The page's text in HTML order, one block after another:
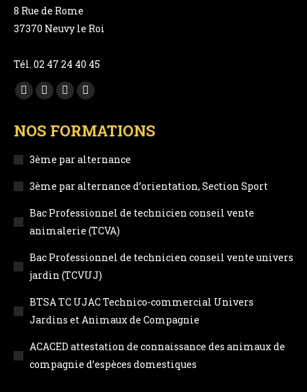
8 Rue de Rome
37370 Neuvy le Roi
Tél. 02 47 24 40 45
Trouvez nous sur :
Facebook
opens
window
YouTube
opens
new
window
LinkedIn
opens
window
Instagram
opens
window
NOS FORMATIONS
3ème par alternance
3ème par alternance d’orientation, Section Sport
Bac Professionnel de technicien conseil vente
animalerie (TCVA)
Bac Professionnel de technicien conseil vente univers
jardin (TCVUJ)
BTSA TC UJAC Technico-commercial Univers
Jardins et Animaux de Compagnie
ACACED attestation de connaissance des animaux de
compagnie d’espèces domestiques